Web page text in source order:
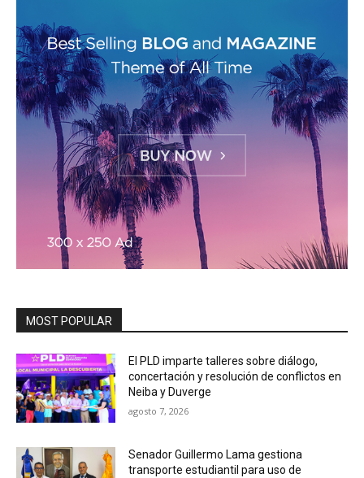
MOST POPULAR
El PLD imparte talleres sobre diálogo,
concertación y resolución de conflictos en
Neiba y Duverge
agosto 7, 2026
Senador Guillermo Lama gestiona
transporte estudiantil para uso de